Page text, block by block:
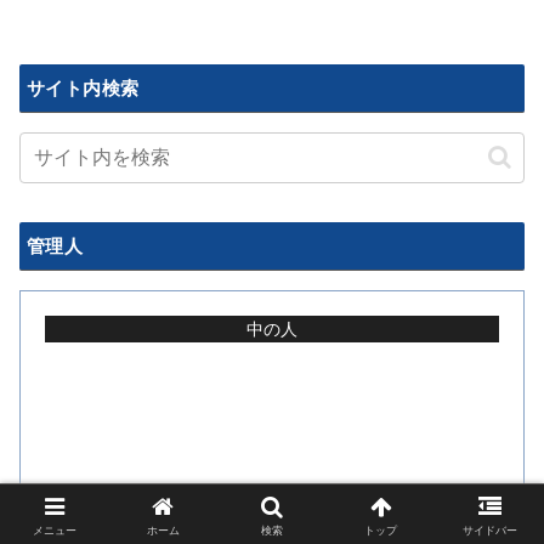
サイト内検索
管理人
中の人
涙目社畜
波乱万丈紆余曲折の遍歴から、彷徨える社畜の皆さん
メニュー ホーム 検索 トップ サイドバー